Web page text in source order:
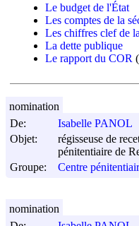
Le budget de l'État
Les comptes de la
Les chiffres clef de
La dette publique
Le rapport du COR (
De:
Isabelle PANOL
Objet:
régisseuse de
pénitentiaire de
Groupe:
Centre
nomination
nomination